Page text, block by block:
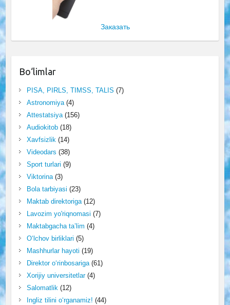
Заказать
Bo‘limlar
PISA, PIRLS, TIMSS, TALIS (7)
Astronomiya(4)
Attestatsiya(156)
Audiokitob(18)
Xavfsizlik(14)
Videodars (38)
Sport turlari (9)
Viktorina(3)
Bola tarbiyasi (23)
Maktab direktoriga(12)
Lavozim yo'riqnomasi (7)
Maktabgacha ta’lim (4)
O‘lchov birliklari (5)
Mashhurlar hayoti (19)
Direktor o‘rinbosariga(61)
Xorijiy universitetlar(4)
Salomatlik(12)
Ingliz tilini o‘rganamiz! (44)